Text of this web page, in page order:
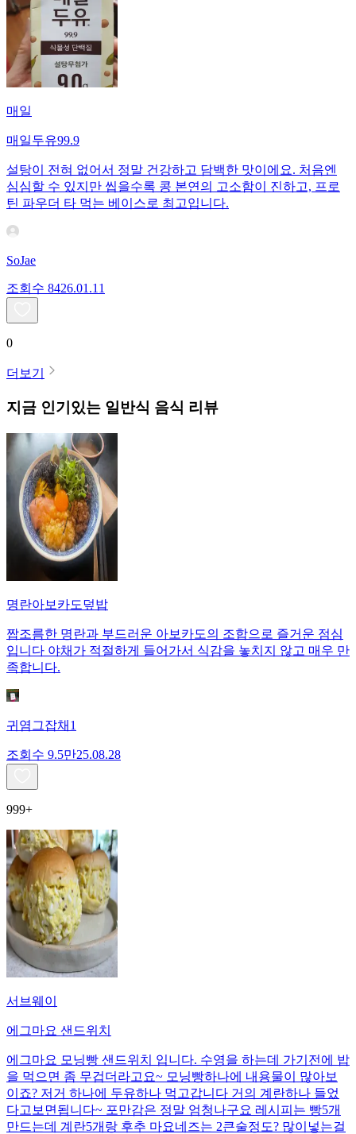
매일
매일두유99.9
설탕이 전혀 없어서 정말 건강하고 담백한 맛이에요. 처음엔
심심할 수 있지만 씹을수록 콩 본연의 고소함이 진하고, 프로
틴 파우더 타 먹는 베이스로 최고입니다.
SoJae
조회수 8426.01.11
0
더보기
지금 인기있는 일반식 음식 리뷰
명란아보카도덮밥
짭조름한 명란과 부드러운 아보카도의 조합으로 즐거운 점심
입니다 야채가 적절하게 들어가서 식감을 놓치지 않고 매우 만
족합니다.
귀염그잡채1
조회수 9.5만25.08.28
999+
서브웨이
에그마요 샌드위치
에그마요 모닝빵 샌드위치 입니다. 수영을 하는데 가기전에 밥
을 먹으면 좀 무겁더라고요~ 모닝빵하나에 내용물이 많아보
이죠? 저거 하나에 두유하나 먹고갑니다 거의 계란하나 들었
다고보면됩니다~ 포만감은 정말 엄청나구요 레시피는 빵5개
만드는데 계란5개랑 후추 마요네즈는 2큰술정도? 많이넣는걸